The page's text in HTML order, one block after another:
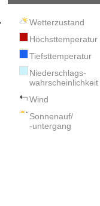
Wetterzustand
Höchsttemperatur
Tiefsttemperatur
Niederschlags-
wahrscheinlichkeit
Wind
Sonnenauf/
-untergang